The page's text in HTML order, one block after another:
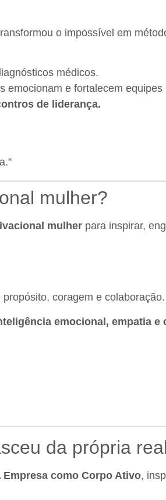
o impossível em
médicos.
emocionam e fortalecem equipes
de liderança.
mulher?
mulher para inspirar,
coragem e colaboração.
emocional, empatia e
da própria
como Corpo Ativo,